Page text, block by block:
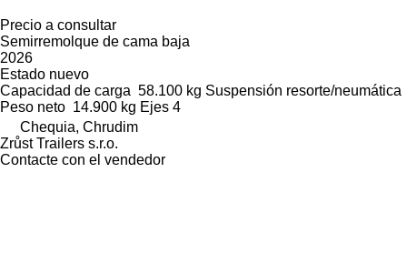
Precio a consultar
Semirremolque de cama baja
2026
Estado nuevo
Capacidad de carga 58.100 kg Suspensión resorte/neumática
Peso neto 14.900 kg Ejes 4
Chequia, Chrudim
Zrůst Trailers s.r.o.
Contacte con el vendedor